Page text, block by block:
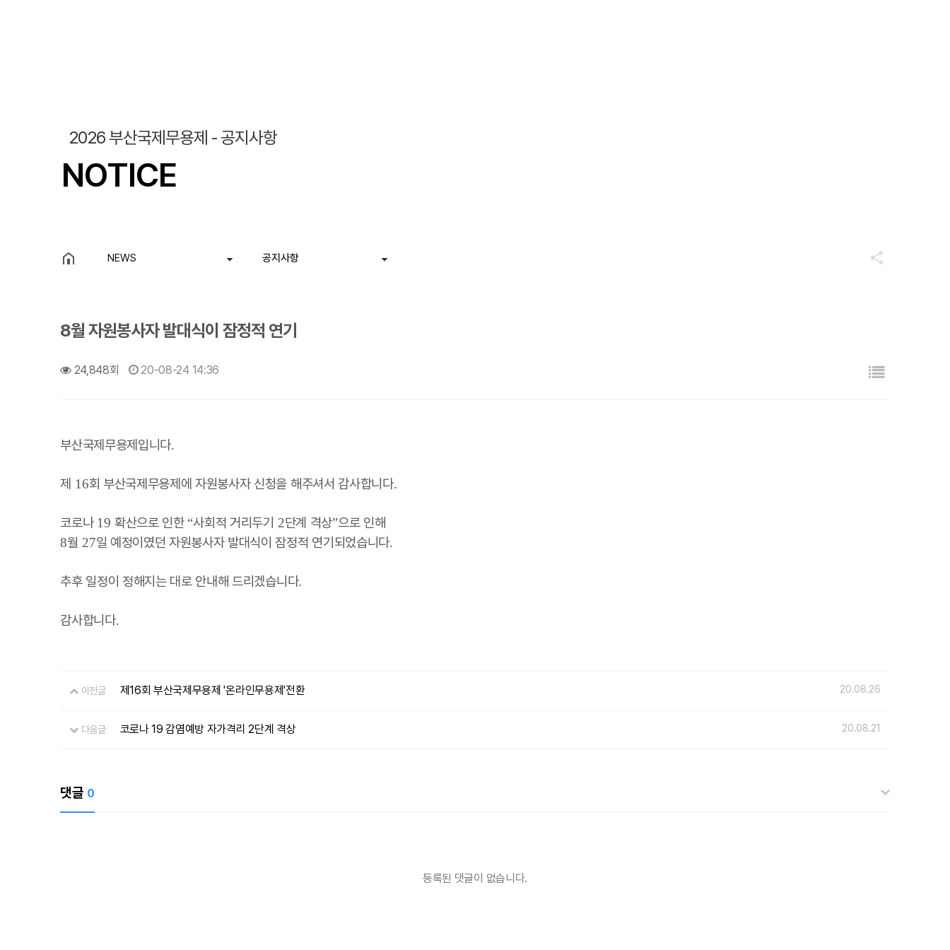
2026 부산국제무용제 - 공지사항
NOTICE
NEWS 공지사항
8월 자원봉사자 발대식이 잠정적 연기
24,848회 20-08-24 14:36
부산국제무용제입니다.
제 16회 부산국제무용제에 자원봉사자 신청을 해주셔서 감사합니다.
코로나 19 확산으로 인한 “사회적 거리두기 2단계 격상”으로 인해
8월 27일 예정이였던 자원봉사자 발대식이 잠정적 연기되었습니다.
추후 일정이 정해지는 대로 안내해 드리겠습니다.
감사합니다.
이전글 제16회 부산국제무용제 '온라인무용제'전환 20.08.26
다음글 코로나 19 감염예방 자가격리 2단계 격상 20.08.21
댓글 0
등록된 댓글이 없습니다.